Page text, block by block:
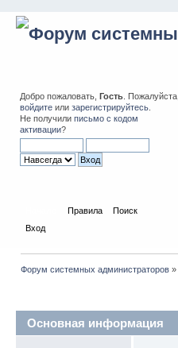
Добро пожаловать, Гость . Пожалуйста,
войдите или зарегистрируйтесь
Не получили письмо с кодом
активации?
Правила
Поиск
Вход
Форум системных администраторов »
Основная информация